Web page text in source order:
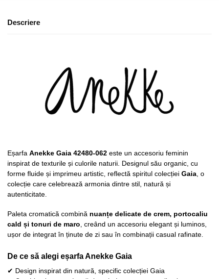
Descriere
Eșarfa Anekke Gaia 42480-062 este un accesoriu feminin
inspirat de texturile și culorile naturii. Designul său organic, cu
forme fluide și imprimeu artistic, reflectă spiritul colecției Gaia , o
colecție care celebrează armonia dintre stil, natură și
autenticitate.
Paleta cromatică combină nuanțe delicate de crem, portocaliu
cald și tonuri de maro , creând un accesoriu elegant și luminos,
ușor de integrat în ținute de zi sau în combinații casual rafinate.
De ce să alegi eșarfa Anekke Gaia
✔ Design inspirat din natură, specific colecției Gaia